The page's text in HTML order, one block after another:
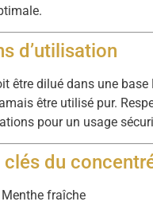
d’utilisation
être dilué dans une base
être utilisé pur.
pour un usage
clés du
Menthe fraîche